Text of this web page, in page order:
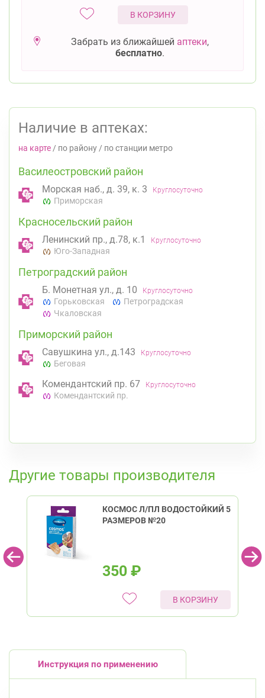
В КОРЗИНУ
Забрать из ближайшей аптеки,
бесплатно.
Наличие в аптеках:
на карте / по району / по станции метро
Василеостровский район
Морская наб., д. 39, к. 3 Круглосуточно
Приморская
Красносельский район
Ленинский пр., д.78, к.1 Круглосуточно
Юго-Западная
Петроградский район
Б. Монетная ул., д. 10 Круглосуточно
Горьковская
Петроградская
Чкаловская
Приморский район
Савушкина ул., д.143 Круглосуточно
Беговая
Комендантский пр. 67 Круглосуточно
Комендантский пр.
Другие товары производителя
КОСМОС Л/ПЛ ВОДОСТОЙКИЙ 5
РАЗМЕРОВ №20
350 ₽
В КОРЗИНУ
Инструкция по применению